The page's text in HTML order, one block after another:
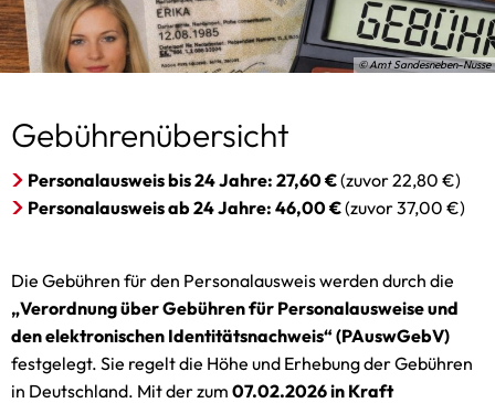
© Amt Sandesneben-Nusse
Gebührenübersicht
Personalausweis bis 24 Jahre: 27,60 €(zuvor 22,80 €)
Personalausweis ab 24 Jahre: 46,00 €(zuvor 37,00 €)
Die Gebühren für den Personalausweis werden durch die
„Verordnung über Gebühren für Personalausweise und
den elektronischen Identitätsnachweis“ (PAuswGebV)
festgelegt. Sie regelt die Höhe und Erhebung der Gebühren
in Deutschland. Mit der zum 07.02.2026 in Kraft